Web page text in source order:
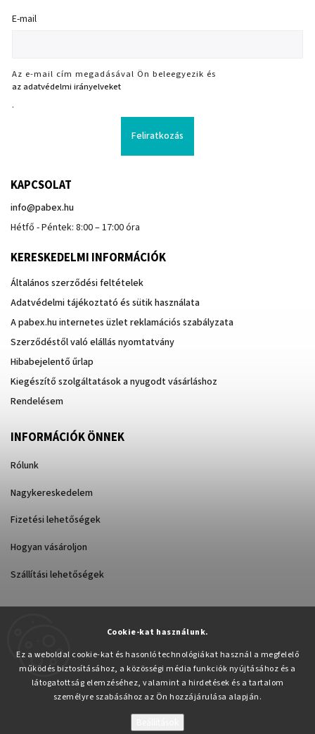
Cookie-kat használunk.
Ez a weboldal cookie-kat és hasonló technológiákat használ a megfelelő
működés biztosításához, a közösségi média funkciók nyújtásához és a
látogatottság elemzéséhez, valamint a hirdetések és a tartalom
személyre szabásához az Ön hozzájárulása alapján.
E-mail
Az e-mail cím megadásával Ön beleegyezik és
az adatvédelmi irányelveket
.
Feliratkozás
KAPCSOLAT
info@pabex.hu
Hétfő - Péntek: 8:00 – 17:00 óra
KERESKEDELMI INFORMÁCIÓK
Általános szerződési feltételek
Adatvédelmi tájékoztató és sütik használata
A pabex.hu internetes üzlet reklamációs szabályzata
Szerződéstől való elállás nyomtatvány
Hibabejelentő űrlap
Kiegészítő szolgáltatások a nyugodt vásárláshoz
Rendelésem
INFORMÁCIÓK ÖNNEK
Rólunk
Nagykereskedelem
Fizetési lehetőségek
Hogyan vásároljon
Szállítási lehetőségek